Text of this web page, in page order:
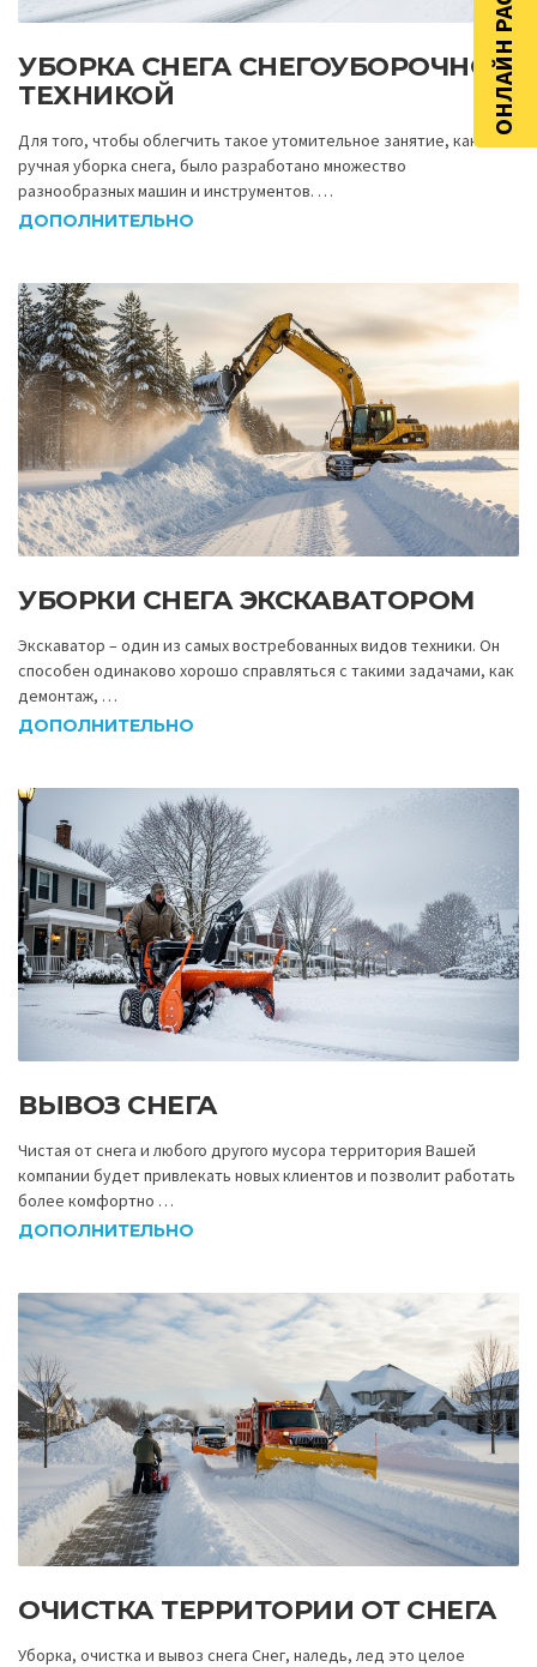
УБОРКА СНЕГА СНЕГОУБОРОЧНОЙ
ТЕХНИКОЙ
Для того, чтобы облегчить такое утомительное занятие, как
ручная уборка снега, было разработано множество
разнообразных машин и инструментов. …
ДОПОЛНИТЕЛЬНО
УБОРКИ СНЕГА ЭКСКАВАТОРОМ
Экскаватор – один из самых востребованных видов техники. Он
способен одинаково хорошо справляться с такими задачами, как
демонтаж, …
ДОПОЛНИТЕЛЬНО
ВЫВОЗ СНЕГА
Чистая от снега и любого другого мусора территория Вашей
компании будет привлекать новых клиентов и позволит работать
более комфортно …
ДОПОЛНИТЕЛЬНО
ОЧИСТКА ТЕРРИТОРИИ ОТ СНЕГА
Уборка, очистка и вывоз снега Снег, наледь, лед это целое
ОНЛАЙН РАСЧЁТ